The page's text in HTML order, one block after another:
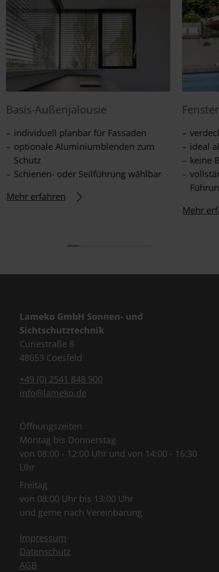
Basis-Außenjalousie
individuell planbar für Fassaden
optionale Aluminiumblenden zum
Schutz
Schienen- oder Seilführung wählbar
Mehr erfahren
ideal
keine
Mehr
Lameko GmbH Sonnen- und
Sichtschutztechnik
Curiestraße 8
48653 Coesfeld
+49 (0) 2541 848 900
info@lameko.de
Öffnungszeiten
Montag bis Donnerstag
von 08:00 - 12:00 Uhr und von 14:00 - 16:30
Uhr
Freitag
von 08:00 Uhr bis 13:00 Uhr
und gerne nach Vereinbarung
Impressum
Datenschutz
AGB